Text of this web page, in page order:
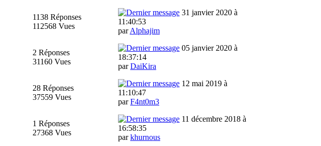
1138 Réponses
112568 Vues
31 janvier 2020 à
11:40:53
parAlphajim
2 Réponses
31160 Vues
05 janvier 2020 à
18:37:14
parDaiKira
28 Réponses
37559 Vues
12 mai 2019 à
11:10:47
parF4nt0m3
1 Réponses
27368 Vues
11 décembre 2018 à
16:58:35
parkhurnous